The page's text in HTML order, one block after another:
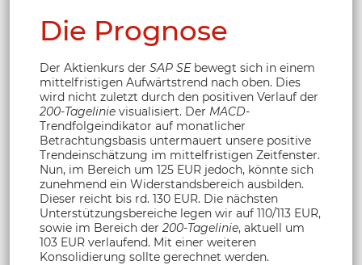
Die Prognose
Der Aktienkurs der SAP SEbewegt sich in einem
mittelfristigen Aufwärtstrend nach oben. Dies
wird nicht zuletzt durch den positiven Verlauf der
200-Tagelinie visualisiert. Der MACD-
Trendfolgeindikator auf monatlicher
Betrachtungsbasis untermauert unsere positive
Trendeinschätzung im mittelfristigen Zeitfenster.
Nun, im Bereich um 125 EUR jedoch, könnte sich
zunehmend ein Widerstandsbereich ausbilden.
Dieser reicht bis rd. 130 EUR. Die nächsten
Unterstützungsbereiche legen wir auf 110/113 EUR,
sowie im Bereich der 200-Tagelinie, aktuell um
103 EUR verlaufend. Mit einer weiteren
Konsolidierung sollte gerechnet werden.